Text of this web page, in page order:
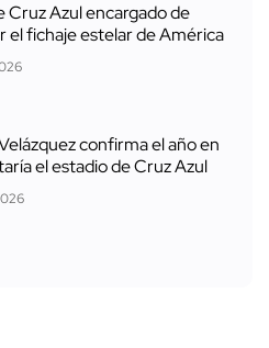
Cruz Azul encargado de
el fichaje estelar de América
confirma el año en
el estadio de Cruz Azul